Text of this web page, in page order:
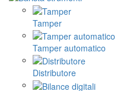
Tamper
Tamper automatico
Distributore